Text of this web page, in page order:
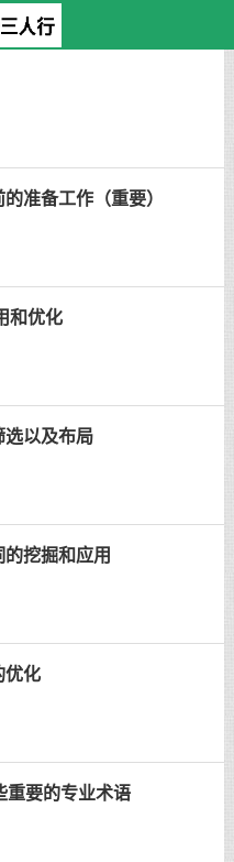
视频> 正文
准备工作（重要）
和优化
选以及布局
挖掘和应用
优化
重要的专业术语